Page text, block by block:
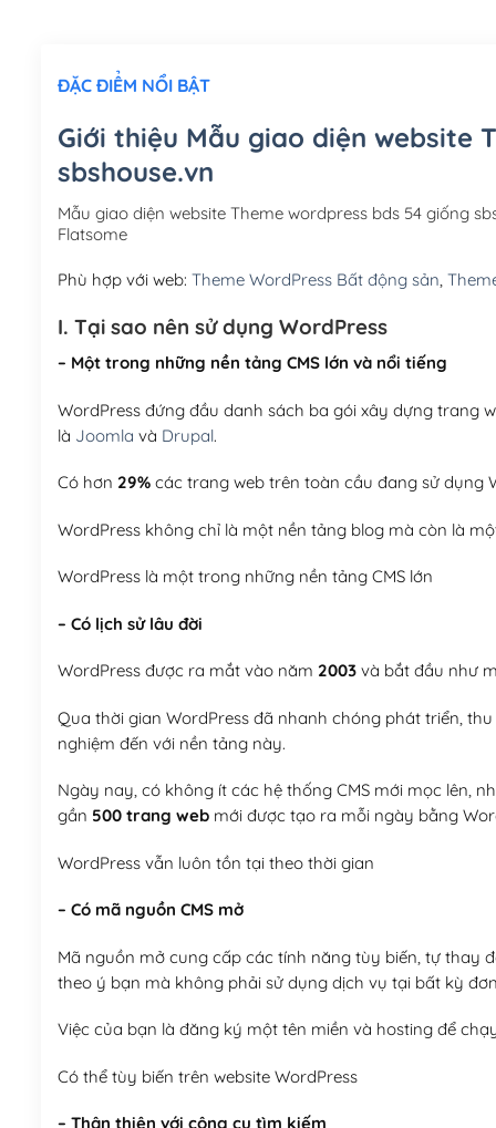
ĐẶC ĐIỂM NỔI BẬT
Giới thiệu Mẫu giao diện website
sbshouse.vn
Mẫu giao diện website Theme wordpress bds 54 giống
Flatsome
Phù hợp với web: Theme WordPress Bất động sản,
I. Tại sao nên sử dụng WordPress
– Một trong những nền tảng CMS lớn và nổi tiếng
WordPress đứng đầu danh sách ba gói xây dựng trang
là Joomla và Drupal.
Có hơn 29%các trang web trên toàn cầu đang sử dụng
WordPress không chỉ là một nền tảng blog mà còn là
WordPress là một trong những nền tảng CMS lớn
– Có lịch sử lâu đời
WordPress được ra mắt vào năm 2003và bắt đầu như
Qua thời gian WordPress đã nhanh chóng phát triển,
nghiệm đến với nền tảng này.
Ngày nay, có không ít các hệ thống CMS mới mọc lên,
gần 500 trang webmới được tạo ra mỗi ngày bằng
WordPress vẫn luôn tồn tại theo thời gian
– Có mã nguồn CMS mở
Mã nguồn mở cung cấp các tính năng tùy biến, tự thay
theo ý bạn mà không phải sử dụng dịch vụ tại bất kỳ
Việc của bạn là đăng ký một tên miền và hosting để
Có thể tùy biến trên website WordPress
– Thân thiện với công cụ tìm kiếm